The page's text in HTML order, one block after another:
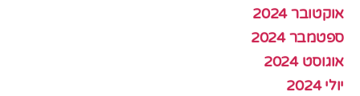
אוקטובר 2024
ספטמבר 2024
אוגוסט 2024
יולי 2024